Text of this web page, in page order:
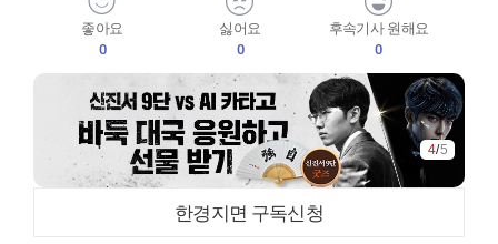
좋아요
0
싫어요
0
후속기사 원해요
0
4/5
한경지면 구독신청